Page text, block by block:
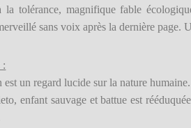
la tolérance, magnifique fable
sans voix après la dernière page.
:
est un regard lucide sur la nature humaine.
enfant sauvage et battue est